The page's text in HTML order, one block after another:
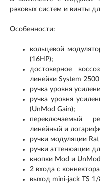
рэковых систем и винты
Особенности:
кольцевой
(16HP);
достоверное
линейки System
ручка уровня
ручка уровня
(UnMod Gain);
переключаемый
линейный и
ручки модуляции
ручки аттенюации
кнопки Mod и
2 входа с
выход mini-jack TS 1/